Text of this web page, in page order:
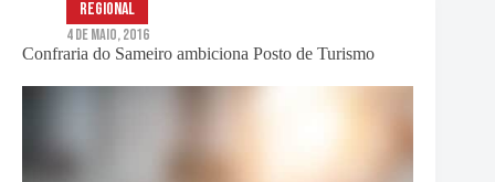
Confraria do Sameiro ambiciona Posto de Turismo
Regional
4 de Maio, 2016